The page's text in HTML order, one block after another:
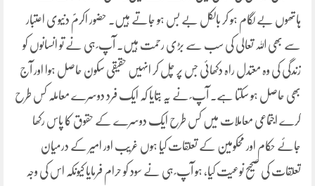
ہاتھوں بے لگام ہو کر بالکل بے بس ہو جاتے ہیں۔ حضور اکرمؐ دنیوی اعتبار
سے بھی اللہ تعالی کی سب سے بڑی رحمت ہیں۔ آپ ؐ ہی نے تو انسانوں کو
زندگی کی وہ معتدل راہ دکھائی جس پر چل کر انہیں حقیقی سکون حاصل ہوا اور آج
بھی حاصل ہو سکتا ہے۔ آپ ؐ نے یہ بتایا کہ ایک فرد دوسرے معاملہ کس طرح
کرے اجتماعی معاملات میں کس طرح ایک دوسرے کے حقوق کا پاس رکھا
جائے حکام اور محکومین کے تعلقات کیا ہوں غریب اور امیر کے درمیان
تعلقات کی صحیح نوعیت کیا، ہو آپ ؐ ہی نے سود کو حرام فرمایا کیونکہ اس کی وجہ